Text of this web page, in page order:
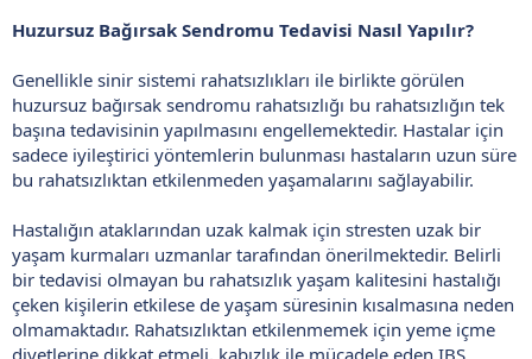
Huzursuz Bağırsak Sendromu Tedavisi Nasıl Yapılır?
Genellikle sinir sistemi rahatsızlıkları ile birlikte görülen
huzursuz bağırsak sendromu rahatsızlığı bu rahatsızlığın tek
başına tedavisinin yapılmasını engellemektedir. Hastalar için
sadece iyileştirici yöntemlerin bulunması hastaların uzun süre
bu rahatsızlıktan etkilenmeden yaşamalarını sağlayabilir.
Hastalığın ataklarından uzak kalmak için stresten uzak bir
yaşam kurmaları uzmanlar tarafından önerilmektedir. Belirli
bir tedavisi olmayan bu rahatsızlık yaşam kalitesini hastalığı
çeken kişilerin etkilese de yaşam süresinin kısalmasına neden
olmamaktadır. Rahatsızlıktan etkilenmemek için yeme içme
diyetlerine dikkat etmeli, kabızlık ile mücadele eden IBS